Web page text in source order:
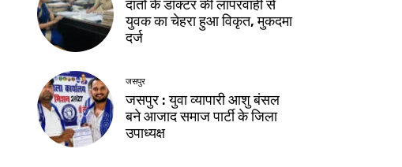
दांतों के डॉक्टर की लापरवाही से
युवक का चेहरा हुआ विकृत, मुकदमा
दर्ज
जसपुर
जसपुर : युवा व्यापारी आशु बंसल
बने आजाद समाज पार्टी के जिला
उपाध्यक्ष